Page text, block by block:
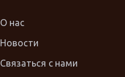
О нас
Новости
Связаться с нами